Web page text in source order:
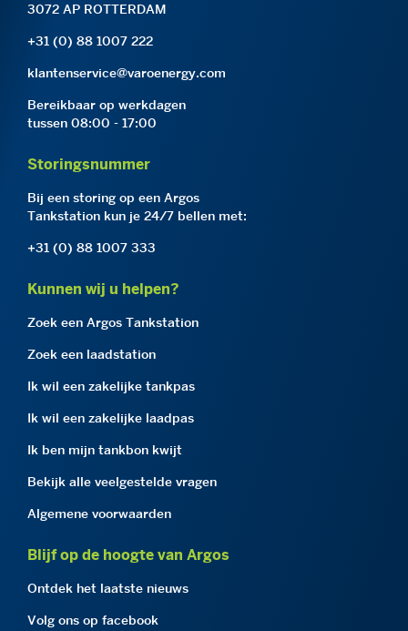
3072 AP ROTTERDAM
+31 (0) 88 1007 222
klantenservice@varoenergy.com
Bereikbaar op werkdagen
tussen 08:00 - 17:00
Storingsnummer
Bij een storing op een Argos
Tankstation kun je 24/7 bellen met:
+31 (0) 88 1007 333
Kunnen wij u helpen?
Zoek een Argos Tankstation
Zoek een laadstation
Ik wil een zakelijke tankpas
Ik wil een zakelijke laadpas
Ik ben mijn tankbon kwijt
Bekijk alle veelgestelde vragen
Algemene voorwaarden
Blijf op de hoogte van Argos
Ontdek het laatste nieuws
Volg ons op facebook